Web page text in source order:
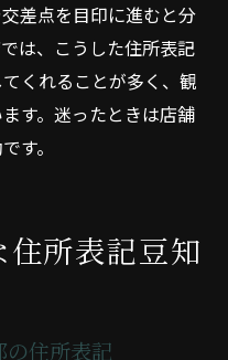
差点を目印に進むと分
は、こうした住所表記
くれることが多く、観
す。迷ったときは店舗
す。
所表記豆知
住所表記